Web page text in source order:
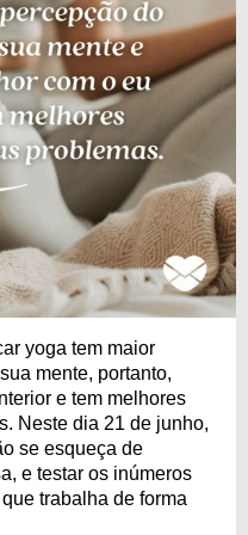
yoga tem maior
mente, portanto,
e tem melhores
Neste dia 21 de junho,
se esqueça de
e testar os inúmeros
trabalha de forma